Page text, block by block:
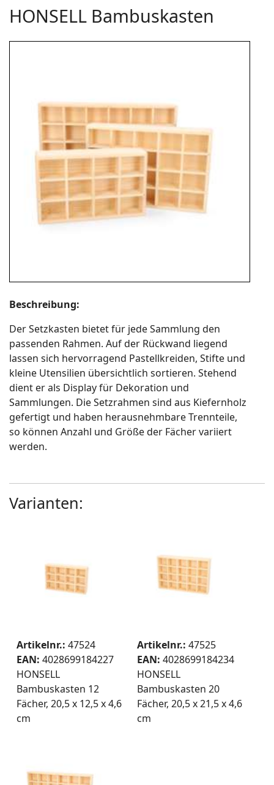
HONSELL Bambuskasten
Beschreibung:
Der Setzkasten bietet für jede Sammlung den
passenden Rahmen. Auf der Rückwand liegend
lassen sich hervorragend Pastellkreiden, Stifte und
kleine Utensilien übersichtlich sortieren. Stehend
dient er als Display für Dekoration und
Sammlungen. Die Setzrahmen sind aus Kiefernholz
gefertigt und haben herausnehmbare Trennteile,
so können Anzahl und Größe der Fächer variiert
werden.
Varianten:
Artikelnr.: 47524
EAN: 4028699184227
HONSELL
Bambuskasten 12
Fächer, 20,5 x 12,5 x 4,6
cm
Artikelnr.: 47525
EAN: 4028699184234
HONSELL
Bambuskasten 20
Fächer, 20,5 x 21,5 x 4,6
cm